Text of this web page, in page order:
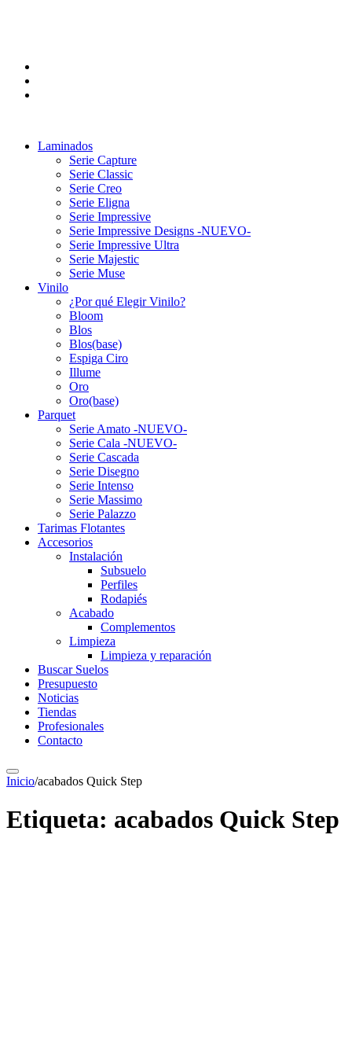
Laminados
Serie Capture
Serie Classic
Serie Creo
Serie Eligna
Serie Impressive
Serie Impressive Designs -NUEVO-
Serie Impressive Ultra
Serie Majestic
Serie Muse
Vinilo
¿Por qué Elegir Vinilo?
Bloom
Blos
Blos(base)
Espiga Ciro
Illume
Oro
Oro(base)
Parquet
Serie Amato -NUEVO-
Serie Cala -NUEVO-
Serie Cascada
Serie Disegno
Serie Intenso
Serie Massimo
Serie Palazzo
Tarimas Flotantes
Accesorios
Instalación
Subsuelo
Perfiles
Rodapiés
Acabado
Complementos
Limpieza
Limpieza y reparación
Buscar Suelos
Presupuesto
Noticias
Tiendas
Profesionales
Contacto
Inicio/acabados Quick Step
Etiqueta: acabados Quick Step